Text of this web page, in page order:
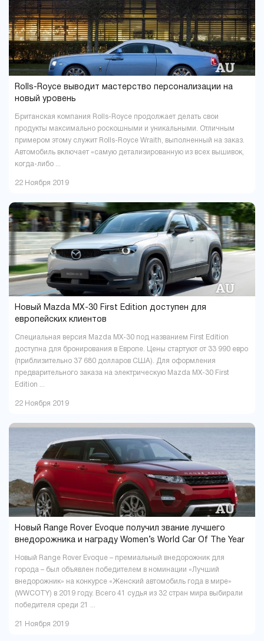
Rolls-Royce выводит мастерство персонализации на
новый уровень
Британская компания Rolls-Royce продолжает делать свои
продукты максимально роскошными и уникальными. Отличным
примером этому служит Rolls-Royce Wraith, выполненный на заказ.
Автомобиль включает «самую детализированную из всех вышивок,
когда-либо ...
22 Ноября 2019
Новый Mazda MX-30 First Edition доступен для
европейских клиентов
Специальная версия Mazda MX-30 под названием First Edition
доступна для бронирования в Европе. Цены стартуют от 33 990 евро
(приблизительно 37 680 долларов США). Для оформления
предварительного заказа на электрическую Mazda MX-30 First
Edition ...
22 Ноября 2019
Новый Range Rover Evoque получил звание лучшего
внедорожника и награду Women’s World Car Of The Year
Новый Range Rover Evoque – премиальный внедорожник для
города – был объявлен победителем в номинации «Лучший
внедорожник» на конкурсе «Женский автомобиль года в мире»
(WWCOTY) в 2019 году. Всего 41 судья из 32 стран мира выбирали
победителя среди 21 ...
21 Ноября 2019